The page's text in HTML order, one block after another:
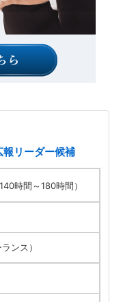
リーダー候補
時間～180時間）
ンス）